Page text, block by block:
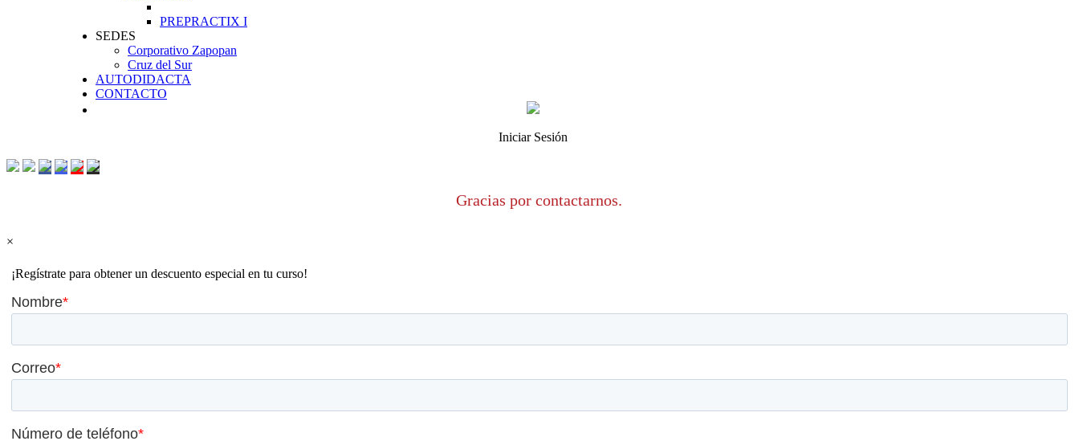
PREPRACTIX I
SEDES
Corporativo Zapopan
Cruz del Sur
AUTODIDACTA
CONTACTO
Iniciar Sesión
Gracias por contactarnos.
×
¡Regístrate para obtener un descuento especial en tu curso!